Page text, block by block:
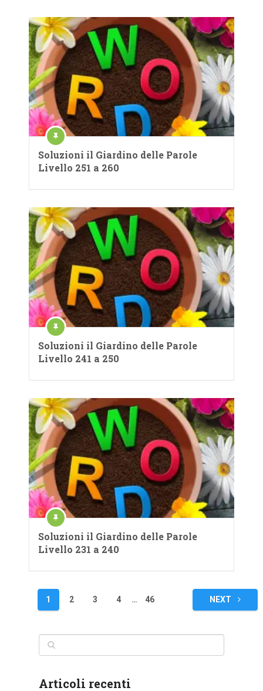
Soluzioni il Giardino delle Parole
Livello 251 a 260
Soluzioni il Giardino delle Parole
Livello 241 a 250
Soluzioni il Giardino delle Parole
Livello 231 a 240
Navigazione
articoli
1 2 3 4 … 46 NEXT
Articoli recenti